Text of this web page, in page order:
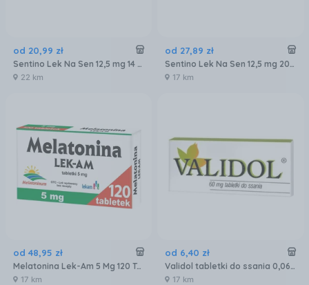
od 20,99 zł
Sentino Lek Na Sen 12,5 mg 14 tab.
22 km
od 27,89 zł
Sentino Lek Na Sen 12,5 mg 20tabl.
17 km
od 48,95 zł
Melatonina Lek-Am 5 Mg 120 Tabl
17 km
od 6,40 zł
Validol tabletki do ssania 0,06g 10 tabletek
17 km